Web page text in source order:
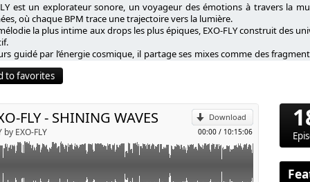
est un explorateur sonore, un voyageur des émotions à travers la
où chaque BPM trace une trajectoire vers la lumière.
la plus intime aux drops les plus épiques, EXO-FLY construit des
guidé par l’énergie cosmique, il partage ses mixes comme des
bien après la dernière note..
to favorites
Download
00:00 / 10:15:06
FLY - SHINING WAVES
by EXO-FLY
Send by email
WAVES
s’éteint, mais sa lumière demeure…
résonne encore, comme un écho dans l’océan.
à travers ces Shining Waves…
mais l’éclat continue de briller en vous."